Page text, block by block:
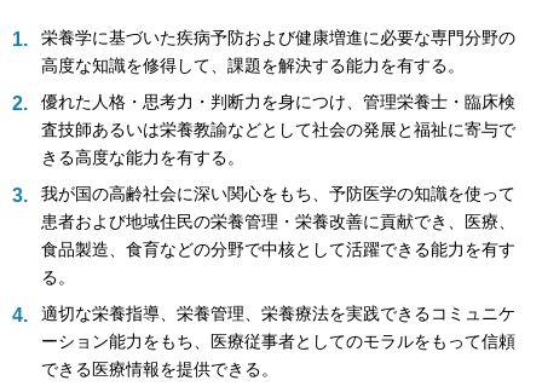
栄養学に基づいた疾病予防および健康増進に必要な専門分野の
高度な知識を修得して、課題を解決する能力を有する。
優れた人格・思考力・判断力を身につけ、管理栄養士・臨床検
査技師あるいは栄養教諭などとして社会の発展と福祉に寄与で
きる高度な能力を有する。
我が国の高齢社会に深い関心をもち、予防医学の知識を使って
患者および地域住民の栄養管理・栄養改善に貢献でき、医療、
食品製造、食育などの分野で中核として活躍できる能力を有す
る。
適切な栄養指導、栄養管理、栄養療法を実践できるコミュニケ
ーション能力をもち、医療従事者としてのモラルをもって信頼
できる医療情報を提供できる。